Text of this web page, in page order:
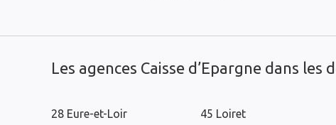
Les agences Caisse d’Epargne dans
28 Eure-et-Loir 45 Loiret